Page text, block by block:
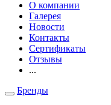
О компании
Галерея
Новости
Контакты
Сертификаты
Отзывы
...
Бренды